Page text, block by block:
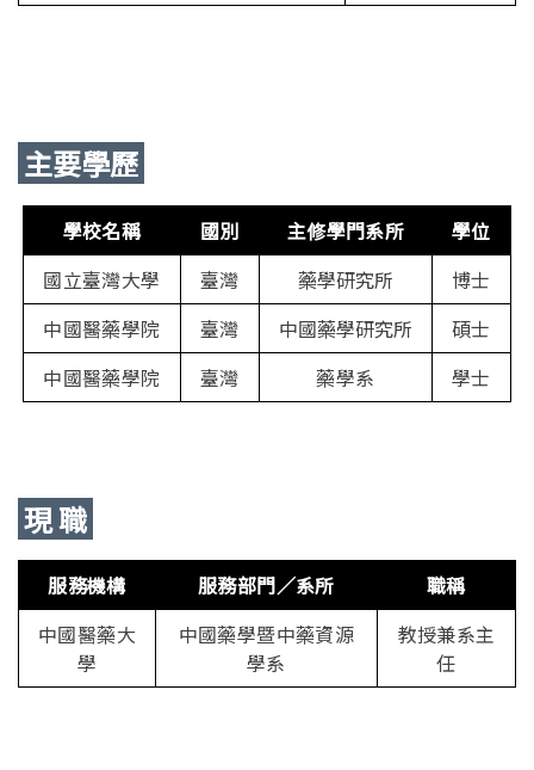
主要學歷
學校名稱 國別 主修學門系所
學位
國立臺灣大學
臺灣 藥學研究所
博士
中國醫藥學院
臺灣 中國藥學研究所
碩士
中國醫藥學院
臺灣 藥學系 學士
現 職
服務機構 服務部門／系所
職稱
中國醫藥大
學
中國藥學暨中藥資源
學系
教授兼系主
任